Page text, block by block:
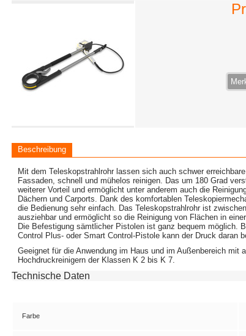
Beschreibung
Mit dem Teleskopstrahlrohr lassen sich auch schwer
Fassaden, schnell und mühelos reinigen. Das um 180 Grad
weiterer Vorteil und ermöglicht unter anderem auch die
Dächern und Carports. Dank des komfortablen
die Bedienung sehr einfach. Das Teleskopstrahlrohr ist
ausziehbar und ermöglicht so die Reinigung von Flächen in
Die Befestigung sämtlicher Pistolen ist ganz bequem möglich.
Control Plus- oder Smart Control-Pistole kann der Druck daran
Geeignet für die Anwendung im Haus und im Außenbereich mit
Hochdruckreinigern der Klassen K 2 bis K 7.
Technische Daten
Farbe